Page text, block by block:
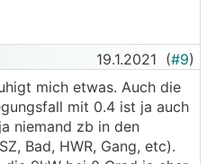
dass die 14kW
ist, allerdings im
ständig ins takten kommt
Meint ihr dieWP wäre
passt die WPzum Haus?
19.1.2021 (#9)
mich etwas. Auch die
mit 0.4 ist ja auch
niemand zb in den
Bad, HWR, Gang, etc).